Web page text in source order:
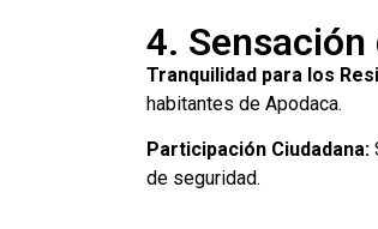
4. Sensación
Tranquilidad para los
habitantes de Apodaca.
Participación Ciudadana:
de seguridad.